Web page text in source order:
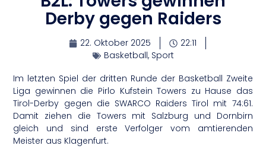
Derby gegen Raiders
22. Oktober 2025
22:11
Basketball, Sport
Im letzten Spiel der dritten Runde der Basketball Zweite
Liga gewinnen die Pirlo Kufstein Towers zu Hause das
Tirol-Derby gegen die SWARCO Raiders Tirol mit 74:61.
Damit ziehen die Towers mit Salzburg und Dornbirn
gleich und sind erste Verfolger vom amtierenden
Meister aus Klagenfurt.